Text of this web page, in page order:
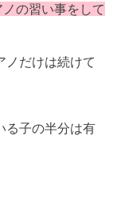
の習い事をして
ノだけは続けて
る子の半分は有